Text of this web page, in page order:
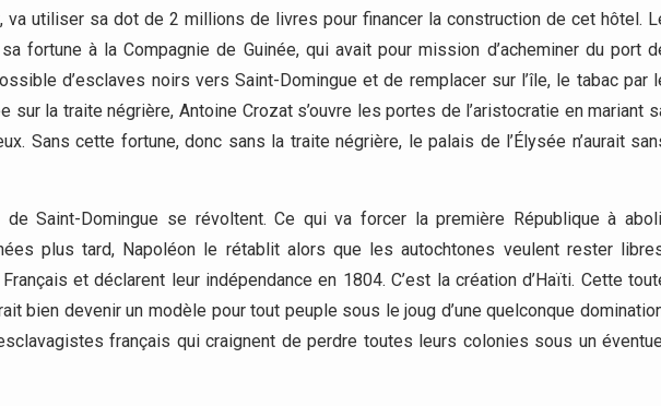
va utiliser sa dot de 2 millions de livres pour financer la construction de cet hôtel.
fortune à la Compagnie de Guinée, qui avait pour mission d’acheminer du port
d’esclaves noirs vers Saint-Domingue et de remplacer sur l’île, le tabac par
sur la traite négrière, Antoine Crozat s’ouvre les portes de l’aristocratie en mariant
Sans cette fortune, donc sans la traite négrière, le palais de l’Élysée n’aurait
Saint-Domingue se révoltent. Ce qui va forcer la première République à
plus tard, Napoléon le rétablit alors que les autochtones veulent rester
et déclarent leur indépendance en 1804. C’est la création d’Haïti. Cette
bien devenir un modèle pour tout peuple sous le joug d’une quelconque
français qui craignent de perdre toutes leurs colonies sous un